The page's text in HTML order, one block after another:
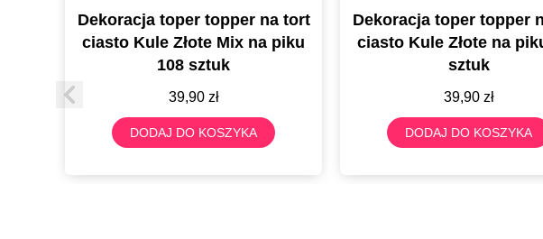
Dekoracja toper topper na tort
ciasto Kule Złote Mix na piku
108 sztuk
39,90 zł
DODAJ DO KOSZYKA
Dekoracja toper topper
ciasto Kule Złote na
sztuk
39,90 zł
DODAJ DO KOSZYKA